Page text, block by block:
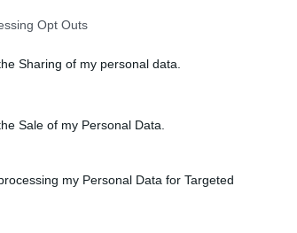
Opt Outs
Sharing of my personal data.
Sale of my Personal Data.
my Personal Data for Targeted